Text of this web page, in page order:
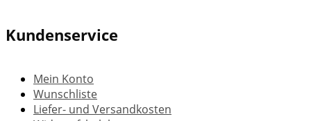
Kundenservice
Mein Konto
Wunschliste
Liefer- und Versandkosten